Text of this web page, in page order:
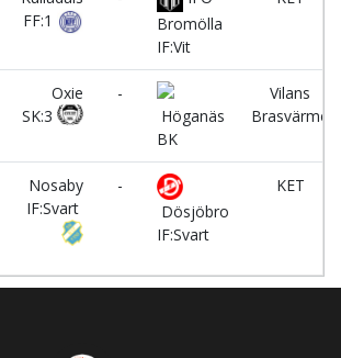
FF:1
Bromölla
IF:Vit
Oxie
SK:3
-
Höganäs
BK
Vilans
Brasvärme
Nosaby
IF:Svart
-
Dösjöbro
IF:Svart
KET